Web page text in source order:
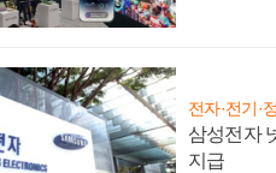
전자·전기·
삼성전자
지급